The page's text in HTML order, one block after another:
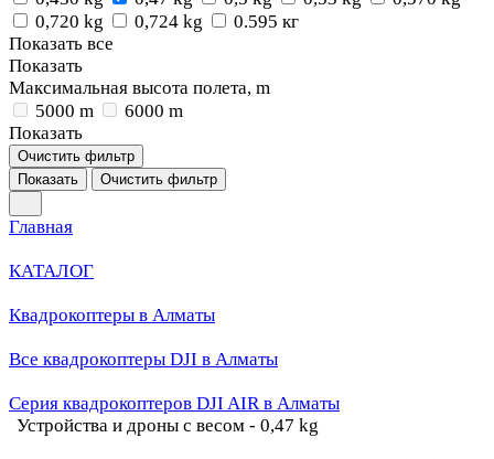
0,720 kg
0,724 kg
0.595 кг
Показать все
Показать
Максимальная высота полета, m
5000 m
6000 m
Показать
Очистить фильтр
Показать
Очистить фильтр
Главная
КАТАЛОГ
Квадрокоптеры в Алматы
Все квадрокоптеры DJI в Алматы
Серия квадрокоптеров DJI AIR в Алматы
Устройства и дроны с весом - 0,47 kg